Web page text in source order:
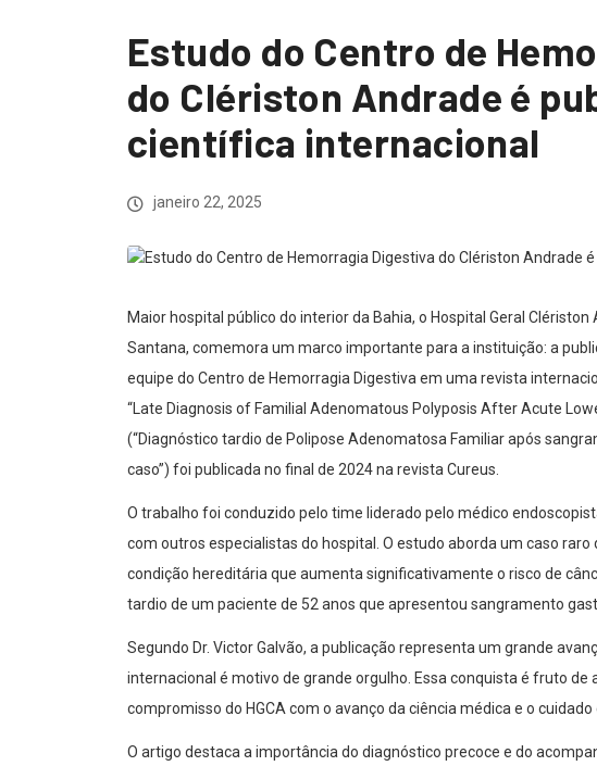
Estudo do Centro de
do Clériston Andrade é
científica internacional
janeiro 22, 2025
Maior hospital público do interior da Bahia, o Hospital Geral
Santana, comemora um marco importante para a instituição: a
equipe do Centro de Hemorragia Digestiva em uma revista
“Late Diagnosis of Familial Adenomatous Polyposis After Acute
(“Diagnóstico tardio de Polipose Adenomatosa Familiar após
caso”) foi publicada no final de 2024 na revista Cureus.
O trabalho foi conduzido pelo time liderado pelo médico
com outros especialistas do hospital. O estudo aborda um caso
condição hereditária que aumenta significativamente o risco de
tardio de um paciente de 52 anos que apresentou sangramento
Segundo Dr. Victor Galvão, a publicação representa um grande
internacional é motivo de grande orgulho. Essa conquista é fruto de
compromisso do HGCA com o avanço da ciência médica e o
O artigo destaca a importância do diagnóstico precoce e do